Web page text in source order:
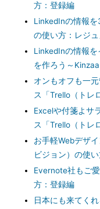
方：登録編
LinkedInの情報を
の使い方：レジ
LinkedInの情報
を作ろう～
オンもオフも一
ス「Trello（トレ
Excelや付箋よサ
ス「Trello（トレ
お手軽Webデザ
ビジョン）の使
Evernote社もご
方：登録編
日本にも来てく